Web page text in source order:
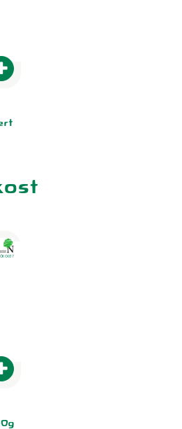
Produkt zum Warenkorb hinzufügen
Produkt zum Warenkorb hinzufügen
037